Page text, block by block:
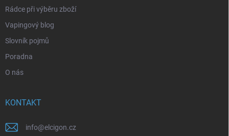
Rádce při výběru zboží
Vapingový blog
Slovník pojmů
Poradna
O nás
KONTAKT
info@elcigon.cz